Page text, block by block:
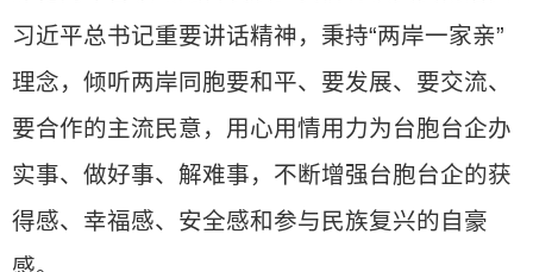
习近平总书记重要讲话精神，秉持“两岸一家亲”
理念，倾听两岸同胞要和平、要发展、要交流、
要合作的主流民意，用心用情用力为台胞台企办
实事、做好事、解难事，不断增强台胞台企的获
得感、幸福感、安全感和参与民族复兴的自豪